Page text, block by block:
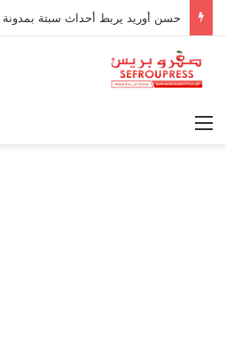
القائمة